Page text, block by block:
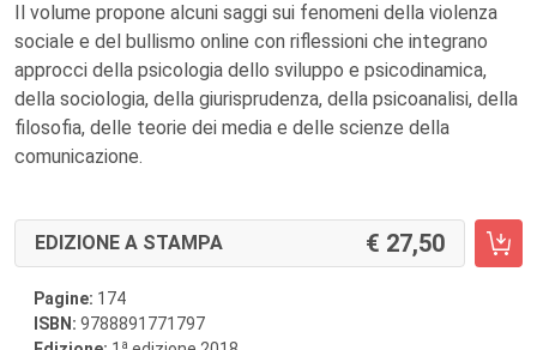
Il volume propone alcuni saggi sui fenomeni della violenza
sociale e del bullismo online con riflessioni che integrano
approcci della psicologia dello sviluppo e psicodinamica,
della sociologia, della giurisprudenza, della psicoanalisi, della
filosofia, delle teorie dei media e delle scienze della
comunicazione.
EDIZIONE A STAMPA 27,50
Pagine: 174
ISBN: 9788891771797
a